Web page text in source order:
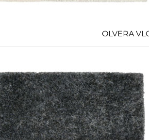
OLVERA